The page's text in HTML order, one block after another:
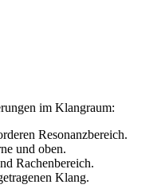
im Klangraum:
Resonanzbereich.
und oben.
Rachenbereich.
Klang.